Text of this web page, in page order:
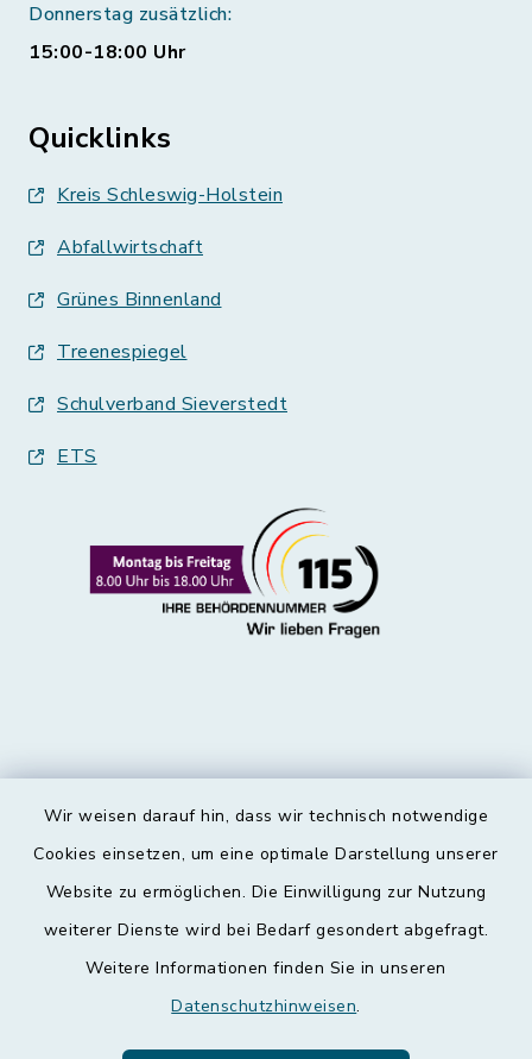
Wir weisen darauf hin, dass wir technisch notwendige
Cookies einsetzen, um eine optimale Darstellung unserer
Website zu ermöglichen. Die Einwilligung zur Nutzung
weiterer Dienste wird bei Bedarf gesondert abgefragt.
Weitere Informationen finden Sie in unseren
Datenschutzhinweisen.
Donnerstag zusätzlich:
15:00-18:00 Uhr
Quicklinks
Kreis Schleswig-Holstein
Abfallwirtschaft
Grünes Binnenland
Treenespiegel
Schulverband Sieverstedt
ETS
Kontakt
Datenschutz